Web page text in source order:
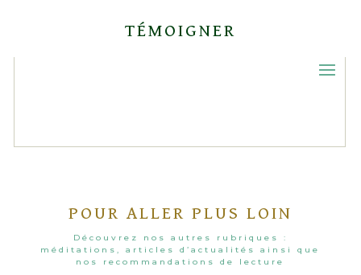
TÉMOIGNER
POUR ALLER PLUS LOIN
Découvrez nos autres rubriques :
méditations, articles d’actualités ainsi que
nos recommandations de lecture